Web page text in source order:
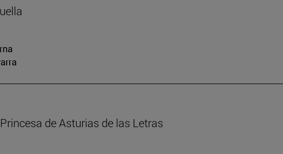
de Asturias de las Letras